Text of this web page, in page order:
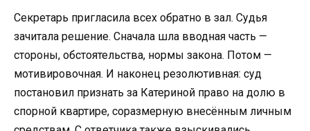
Секретарь пригласила всех обратно в зал. Судья
зачитала решение. Сначала шла вводная часть —
стороны, обстоятельства, нормы закона. Потом —
мотивировочная. И наконец резолютивная: суд
постановил признать за Катериной право на долю в
спорной квартире, соразмерную внесённым личным